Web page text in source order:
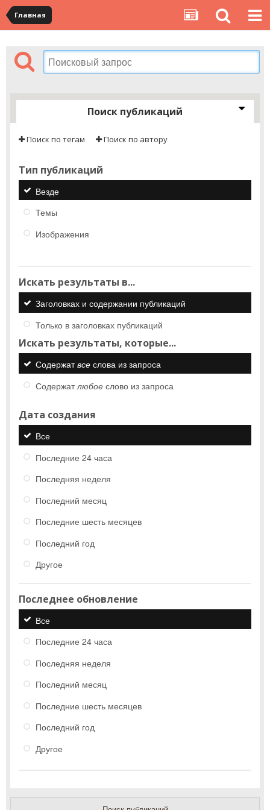
Главная
Поиск публикаций
Поиск по тегам Поиск по автору
Тип публикаций
Везде
Темы
Изображения
Искать результаты в...
Заголовках и содержании публикаций
Только в заголовках публикаций
Искать результаты, которые...
Содержатвсе слова из запроса
Содержатлюбое слово из запроса
Дата создания
Все
Последние 24 часа
Последняя неделя
Последний месяц
Последние шесть месяцев
Последний год
Другое
Последнее обновление
Все
Последние 24 часа
Последняя неделя
Последний месяц
Последние шесть месяцев
Последний год
Другое